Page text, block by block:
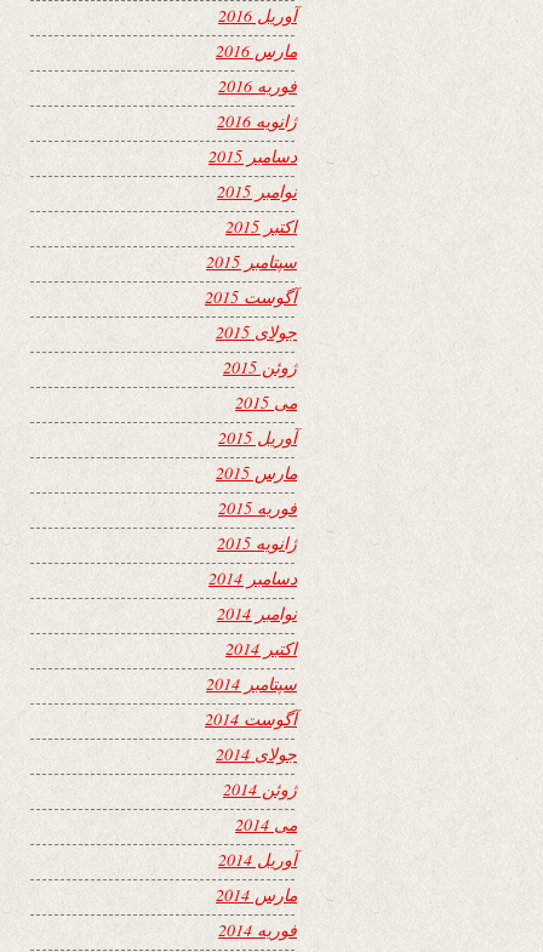
آوریل 2016
مارس 2016
فوریه 2016
ژانویه 2016
دسامبر 2015
نوامبر 2015
اکتبر 2015
سپتامبر 2015
آگوست 2015
جولای 2015
ژوئن 2015
می 2015
آوریل 2015
مارس 2015
فوریه 2015
ژانویه 2015
دسامبر 2014
نوامبر 2014
اکتبر 2014
سپتامبر 2014
آگوست 2014
جولای 2014
ژوئن 2014
می 2014
آوریل 2014
مارس 2014
فوریه 2014